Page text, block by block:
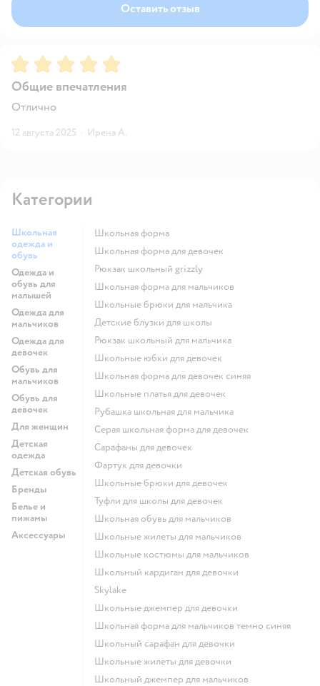
Оставить отзыв
Рейтинг:5
Общие впечатления
Отлично
12 августа 2025 · Ирена А.
Категории
Школьная
одежда и
обувь
Одежда и
обувь для
малышей
Одежда для
мальчиков
Одежда для
девочек
Обувь для
мальчиков
Обувь для
девочек
Для женщин
Детская
одежда
Детская обувь
Бренды
Белье и
пижамы
Аксессуары
Школьная форма
Школьная форма для девочек
Рюкзак школьный grizzly
Школьная форма для мальчиков
Школьные брюки для мальчика
Детские блузки для школы
Рюкзак школьный для мальчика
Школьные юбки для девочек
Школьная форма для девочек синяя
Школьные платья для девочек
Рубашка школьная для мальчика
Серая школьная форма для девочек
Сарафаны для девочек
Фартук для девочки
Школьные брюки для девочек
Туфли для школы для девочек
Школьная обувь для мальчиков
Школьные жилеты для мальчиков
Школьные костюмы для мальчиков
Школьный кардиган для девочки
Skylake
Школьные джемпер для девочки
Школьная форма для мальчиков темно синяя
Школьный сарафан для девочки
Школьные жилеты для девочки
Школьный джемпер для мальчиков